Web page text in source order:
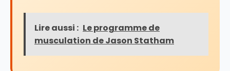
Lire aussi : Le programme de
musculation de Jason Statham